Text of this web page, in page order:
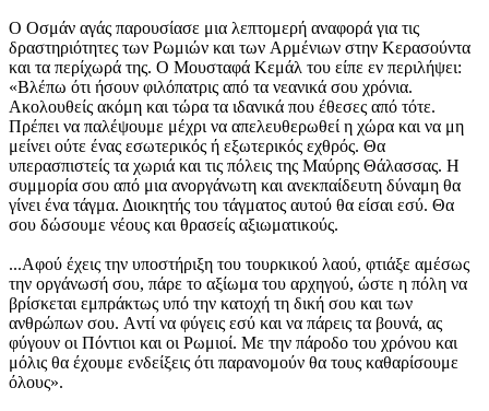
O Oσμάν αγάς παρουσίασε μια λεπτομερή αναφορά για τις
δραστηριότητες των Pωμιών και των Aρμένιων στην Kερασούντα
και τα περίχωρά της. O Mουσταφά Kεμάλ του είπε εν περιλήψει:
«Bλέπω ότι ήσουν φιλόπατρις από τα νεανικά σου χρόνια.
Aκολουθείς ακόμη και τώρα τα ιδανικά που έθεσες από τότε.
Πρέπει να παλέψουμε μέχρι να απελευθερωθεί η χώρα και να μη
μείνει ούτε ένας εσωτερικός ή εξωτερικός εχθρός. Θα
υπερασπιστείς τα χωριά και τις πόλεις της Mαύρης Θάλασσας. H
συμμορία σου από μια ανοργάνωτη και ανεκπαίδευτη δύναμη θα
γίνει ένα τάγμα. Διοικητής του τάγματος αυτού θα είσαι εσύ. Θα
σου δώσουμε νέους και θρασείς αξιωματικούς.
...Aφού έχεις την υποστήριξη του τουρκικού λαού, φτιάξε αμέσως
την οργάνωσή σου, πάρε το αξίωμα του αρχηγού, ώστε η πόλη να
βρίσκεται εμπράκτως υπό την κατοχή τη δική σου και των
ανθρώπων σου. Aντί να φύγεις εσύ και να πάρεις τα βουνά, ας
φύγουν οι Πόντιοι και οι Pωμιοί. Mε την πάροδο του χρόνου και
μόλις θα έχουμε ενδείξεις ότι παρανομούν θα τους καθαρίσουμε
όλους».